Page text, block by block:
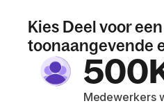
Kies Deel voor een
toonaangevende
Medewerkers